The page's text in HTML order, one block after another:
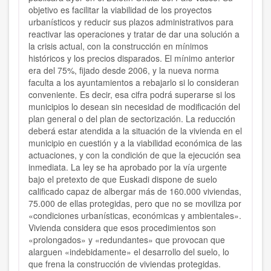
objetivo es facilitar la viabilidad de los proyectos
urbanísticos y reducir sus plazos administrativos para
reactivar las operaciones y tratar de dar una solución a
la crisis actual, con la construcción en mínimos
históricos y los precios disparados. El mínimo anterior
era del 75%, fijado desde 2006, y la nueva norma
faculta a los ayuntamientos a rebajarlo si lo consideran
conveniente. Es decir, esa cifra podrá superarse si los
municipios lo desean sin necesidad de modificación del
plan general o del plan de sectorización. La reducción
deberá estar atendida a la situación de la vivienda en el
municipio en cuestión y a la viabilidad económica de las
actuaciones, y con la condición de que la ejecución sea
inmediata. La ley se ha aprobado por la vía urgente
bajo el pretexto de que Euskadi dispone de suelo
calificado capaz de albergar más de 160.000 viviendas,
75.000 de ellas protegidas, pero que no se moviliza por
«condiciones urbanísticas, económicas y ambientales».
Vivienda considera que esos procedimientos son
«prolongados» y «redundantes» que provocan que
alarguen «indebidamente» el desarrollo del suelo, lo
que frena la construcción de viviendas protegidas.